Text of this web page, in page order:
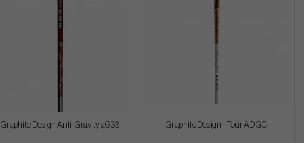
Graphite Design Anti-Gravity aG33 Graphite Design - Tour AD GC